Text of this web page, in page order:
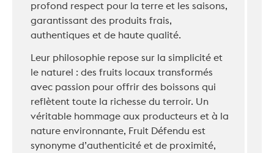
profond respect pour la terre et les saisons,
garantissant des produits frais,
authentiques et de haute qualité.
Leur philosophie repose sur la simplicité et
le naturel : des fruits locaux transformés
avec passion pour offrir des boissons qui
reflètent toute la richesse du terroir. Un
véritable hommage aux producteurs et à la
nature environnante, Fruit Défendu est
synonyme d’authenticité et de proximité,